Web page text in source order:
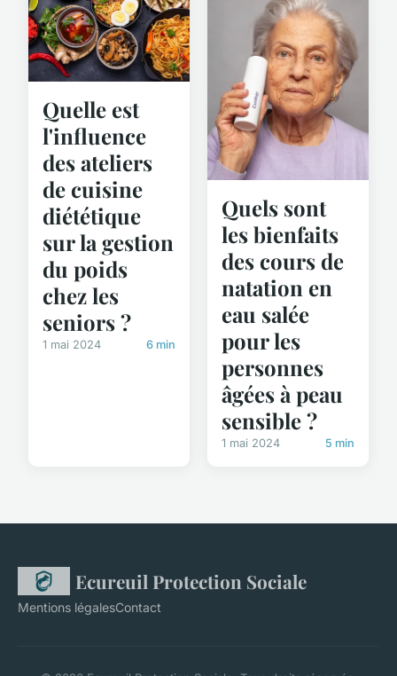
Quelle est
l'influence
des ateliers
de cuisine
diététique
sur la gestion
du poids
chez les
seniors ?
1 mai 2024 6 min
Quels sont
les bienfaits
des cours de
natation en
eau salée
pour les
personnes
âgées à peau
sensible ?
1 mai 2024 5 min
Ecureuil Protection Sociale
Mentions légalesContact